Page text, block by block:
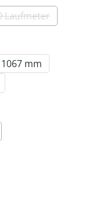
ist zurzeit nicht
Laufmeter
(Diese Option
ist zurzeit nicht
1067 mm
ist zurzeit nicht